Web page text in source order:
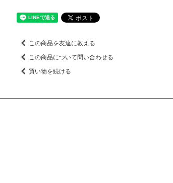
この商品を友達に教える
この商品について問い合わせる
買い物を続ける